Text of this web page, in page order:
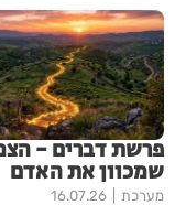
פרשת דברים -
שמכוון את האדם
מערכת 16.07.26